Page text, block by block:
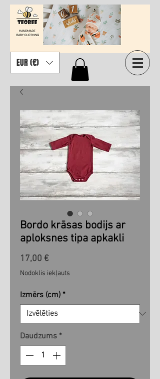
EUR (€)
Bordo krāsas bodijs ar
aploksnes tipa apkakli
17,00 €Cena
Nodoklis iekļauts
Izmērs (cm) *
Daudzums *